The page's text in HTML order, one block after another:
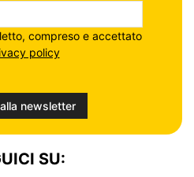
compreso e accettato
policy
SU: